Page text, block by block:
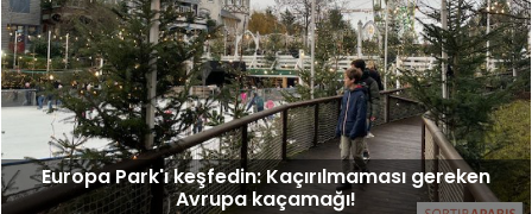
Europa Park'ı keşfedin: Kaçırılmaması gereken
Avrupa kaçamağı!